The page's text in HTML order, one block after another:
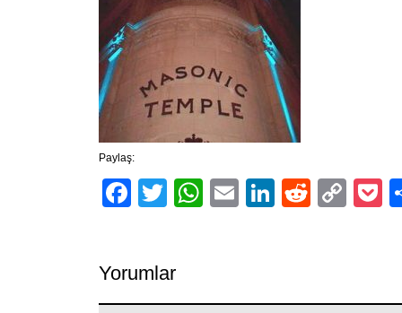
Paylaş:
Facebook
TwitterWhatsApp
EmailLinkedIn
Reddit
Yorumlar